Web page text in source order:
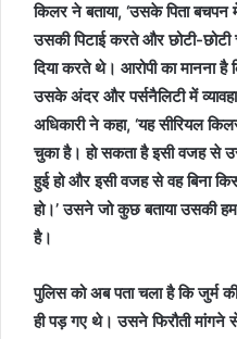
किलर ने बताया, ‘उसके पिता
उसकी पिटाई करते और छोटी-
दिया करते थे। आरोपी का मानना
उसके अंदर और पर्सनैलिटी में
अधिकारी ने कहा, ‘यह सीरियल
चुका है। हो सकता है इसी वजह से
हुई हो और इसी वजह से वह बिना
हो।’ उसने जो कुछ बताया उसकी
है।
पुलिस को अब पता चला है कि
ही पड़ गए थे। उसने फिरौती